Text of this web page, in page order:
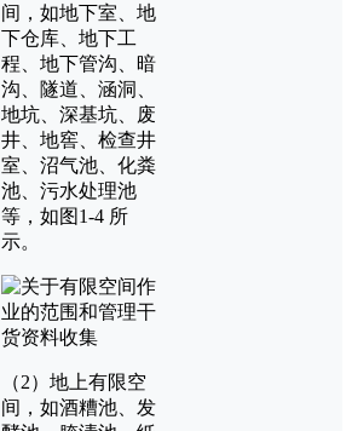
间，如地下室、地
下仓库、地下工
程、地下管沟、暗
沟、隧道、涵洞、
地坑、深基坑、废
井、地窖、检查井
室、沼气池、化粪
池、污水处理池
等，如图1-4 所
示。
（2）地上有限空
间，如酒糟池、发